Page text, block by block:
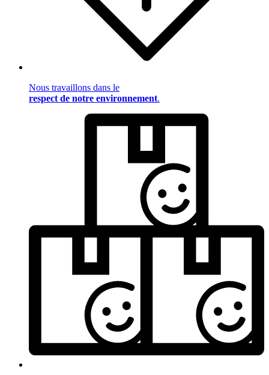
Nous travaillons dans le
respect de notre environnement.